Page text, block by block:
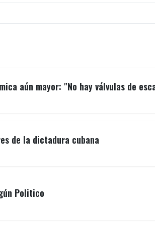
aún mayor: "No hay válvulas de
de la dictadura cubana
Politico